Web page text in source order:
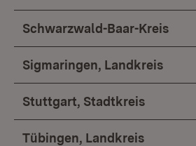
Schwarzwald-Baar-Kreis
Sigmaringen, Landkreis
Stuttgart, Stadtkreis
Tübingen, Landkreis